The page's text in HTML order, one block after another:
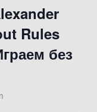
Rules
без